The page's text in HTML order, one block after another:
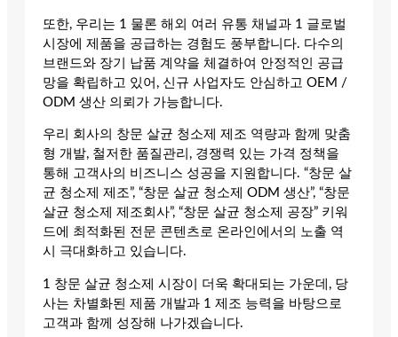
또한, 우리는 1 물론 해외 여러 유통 채널과 1 글로벌
시장에 제품을 공급하는 경험도 풍부합니다. 다수의
브랜드와 장기 납품 계약을 체결하여 안정적인 공급
망을 확립하고 있어, 신규 사업자도 안심하고 OEM /
ODM 생산 의뢰가 가능합니다.
우리 회사의 창문 살균 청소제 제조 역량과 함께 맞춤
형 개발, 철저한 품질관리, 경쟁력 있는 가격 정책을
통해 고객사의 비즈니스 성공을 지원합니다. “창문 살
균 청소제 제조”, “창문 살균 청소제 ODM 생산”, “창문
살균 청소제 제조회사”, “창문 살균 청소제 공장” 키워
드에 최적화된 전문 콘텐츠로 온라인에서의 노출 역
시 극대화하고 있습니다.
1 창문 살균 청소제 시장이 더욱 확대되는 가운데, 당
사는 차별화된 제품 개발과 1 제조 능력을 바탕으로
고객과 함께 성장해 나가겠습니다.